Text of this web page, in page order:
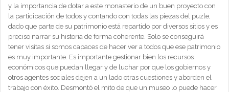
y la importancia de dotar a este monasterio de un buen proyecto con
la participación de todos y contando con todas las piezas del puzle,
dado que parte de su patrimonio está repartido por diversos sitios y es
preciso narrar su historia de forma coherente. Solo se conseguirá
tener visitas si somos capaces de hacer ver a todos que ese patrimonio
es muy importante. Es importante gestionar bien los recursos
económicos que puedan llegar y de luchar por que los gobiernos y
otros agentes sociales dejen a un lado otras cuestiones y aborden el
trabajo con éxito. Desmontó el mito de que un museo lo puede hacer